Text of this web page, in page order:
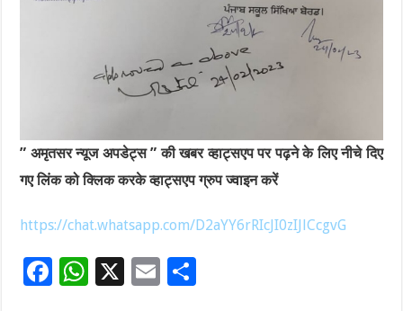
” अमृतसर न्यूज अपडेट्स ” की खबर व्हाट्सएप पर पढ़ने के लिए नीचे दिए
गए लिंक को क्लिक करके व्हाट्सएप ग्रुप ज्वाइन करें
https://chat.whatsapp.com/D2aYY6rRIcJI0zIJlCcgvG
F
W X
E